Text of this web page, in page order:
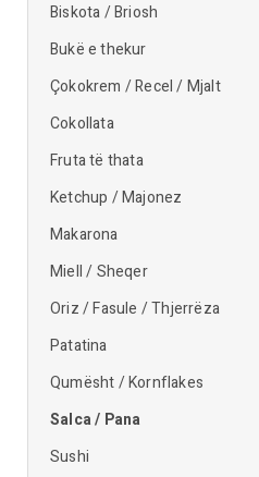
Biskota / Briosh
Bukë e thekur
Çokokrem / Recel / Mjalt
Cokollata
Fruta të thata
Ketchup / Majonez
Makarona
Miell / Sheqer
Oriz / Fasule / Thjerrëza
Patatina
Qumësht / Kornflakes
Salca / Pana
Sushi